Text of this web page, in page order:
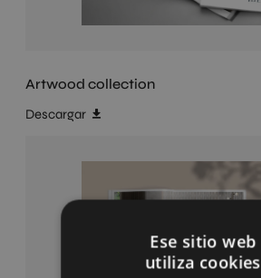
Artwood collection
Descargar
Ese sitio web
utiliza cookies